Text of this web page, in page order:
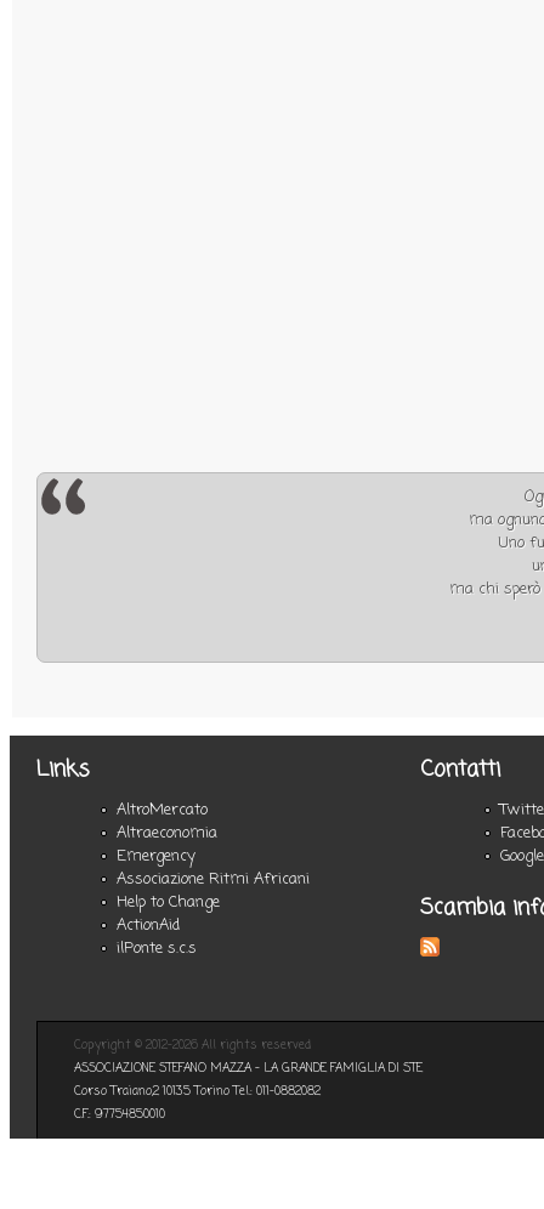
ma
Uno
ma chi
Links
AltroMercato
Altraeconomia
Emergency
Associazione Ritmi Africani
Help to Change
ActionAid
ilPonte s.c.s
Contatti
Scambia
Copyright © 2012-2026 All rights reserved
ASSOCIAZIONE STEFANO MAZZA - LA GRANDE FAMIGLIA DI STE
Corso Traiano,2 10135 Torino Tel.: 011-0882082
C.F.: 97754850010